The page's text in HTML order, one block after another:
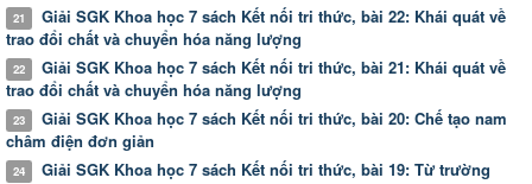
21 Giải SGK Khoa học 7 sách Kết nối tri thức, bài 22: Khái quát về
trao đổi chất và chuyển hóa năng lượng
22 Giải SGK Khoa học 7 sách Kết nối tri thức, bài 21: Khái quát về
trao đổi chất và chuyển hóa năng lượng
23 Giải SGK Khoa học 7 sách Kết nối tri thức, bài 20: Chế tạo nam
châm điện đơn giản
24 Giải SGK Khoa học 7 sách Kết nối tri thức, bài 19: Từ trường